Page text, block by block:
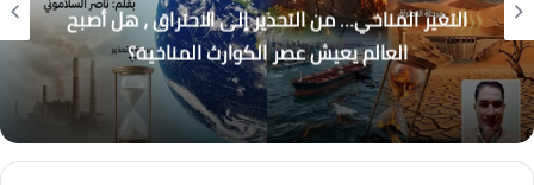
باب المندب.. لماذا أصبحت إيران والحوثيون التهديد
الأكبر لاستقرار المنطقة؟